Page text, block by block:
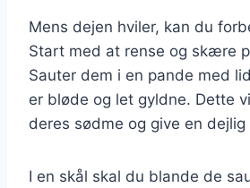
Mens dejen hviler, kan du
Start med at rense og skære
Sauter dem i en pande med
er bløde og let gyldne. Dette
deres sødme og give en
I en skål skal du blande de